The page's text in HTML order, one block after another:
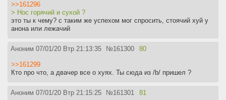
>>161296
> Нос горячий и сухой ?
это ты к чему? с таким же успехом мог спросить, стоячий хуй у
анона или лежачий
Аноним 07/01/20 Втр 21:13:35 №161300 80
>>161299
Кто про что, а двачер все о хуях. Ты сюда из /b/ пришел ?
Аноним 07/01/20 Втр 21:15:25 №161301 81